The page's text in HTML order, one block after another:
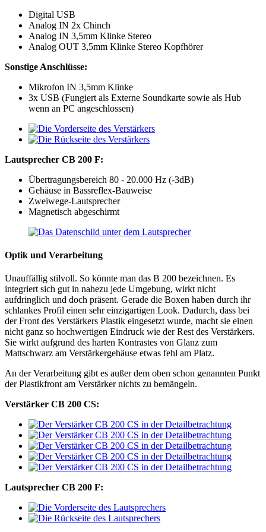
Digital USB
Analog IN 2x Chinch
Analog IN 3,5mm Klinke Stereo
Analog OUT 3,5mm Klinke Stereo Kopfhörer
Sonstige Anschlüsse:
Mikrofon IN 3,5mm Klinke
3x USB (Fungiert als Externe Soundkarte sowie als Hub
wenn an PC angeschlossen)
Lautsprecher CB 200 F:
Übertragungsbereich 80 - 20.000 Hz (-3dB)
Gehäuse in Bassreflex-Bauweise
Zweiwege-Lautsprecher
Magnetisch abgeschirmt
Optik und Verarbeitung
Unauffällig stilvoll. So könnte man das B 200 bezeichnen. Es
integriert sich gut in nahezu jede Umgebung, wirkt nicht
aufdringlich und doch präsent. Gerade die Boxen haben durch ihr
schlankes Profil einen sehr einzigartigen Look. Dadurch, dass bei
der Front des Verstärkers Plastik eingesetzt wurde, macht sie einen
nicht ganz so hochwertigen Eindruck wie der Rest des Verstärkers.
Sie wirkt aufgrund des harten Kontrastes von Glanz zum
Mattschwarz am Verstärkergehäuse etwas fehl am Platz.
An der Verarbeitung gibt es außer dem oben schon genannten Punkt
der Plastikfront am Verstärker nichts zu bemängeln.
Verstärker CB 200 CS:
Lautsprecher CB 200 F: